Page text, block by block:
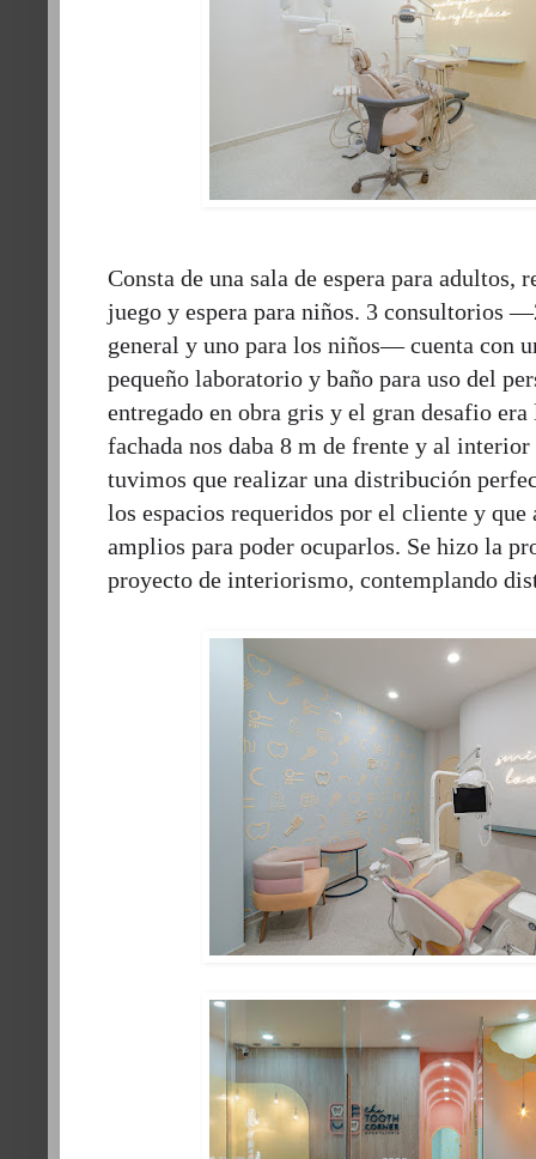
Consta de una sala de espera para adultos,
juego y espera para niños. 3 consultorios
general y uno para los niños— cuenta con
pequeño laboratorio y baño para uso del
entregado en obra gris y el gran desafio
fachada nos daba 8 m de frente y al
tuvimos que realizar una distribución
los espacios requeridos por el cliente y que
amplios para poder ocuparlos. Se hizo la
proyecto de interiorismo, contemplando